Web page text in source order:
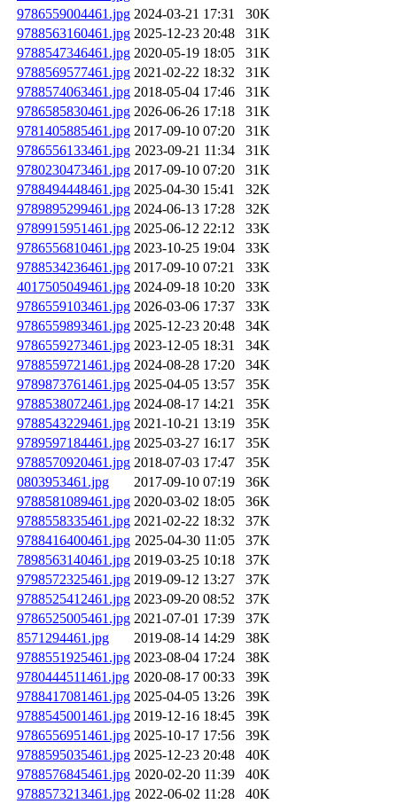
9786559004461.jpg 2024-03-21 17:31
30K
9788563160461.jpg 2025-12-23 20:48
31K
9788547346461.jpg 2020-05-19 18:05
31K
9788569577461.jpg 2021-02-22 18:32
31K
9788574063461.jpg 2018-05-04 17:46
31K
9786585830461.jpg 2026-06-26 17:18
31K
9781405885461.jpg 2017-09-10 07:20
31K
9786556133461.jpg 2023-09-21 11:34
31K
9780230473461.jpg 2017-09-10 07:20
31K
9788494448461.jpg 2025-04-30 15:41
32K
9789895299461.jpg 2024-06-13 17:28
32K
9789915951461.jpg 2025-06-12 22:12
33K
9786556810461.jpg 2023-10-25 19:04
33K
9788534236461.jpg 2017-09-10 07:21
33K
4017505049461.jpg 2024-09-18 10:20
33K
9786559103461.jpg 2026-03-06 17:37
33K
9786559893461.jpg 2025-12-23 20:48
34K
9786559273461.jpg 2023-12-05 18:31
34K
9788559721461.jpg 2024-08-28 17:20
34K
9789873761461.jpg 2025-04-05 13:57
35K
9788538072461.jpg 2024-08-17 14:21
35K
9788543229461.jpg 2021-10-21 13:19
35K
9789597184461.jpg 2025-03-27 16:17
35K
9788570920461.jpg 2018-07-03 17:47
35K
0803953461.jpg
2017-09-10 07:19
36K
9788581089461.jpg 2020-03-02 18:05
36K
9788558335461.jpg 2021-02-22 18:32
37K
9788416400461.jpg 2025-04-30 11:05
37K
7898563140461.jpg 2019-03-25 10:18
37K
9798572325461.jpg 2019-09-12 13:27
37K
9788525412461.jpg 2023-09-20 08:52
37K
9786525005461.jpg 2021-07-01 17:39
37K
8571294461.jpg
2019-08-14 14:29
38K
9788551925461.jpg 2023-08-04 17:24
38K
9780444511461.jpg 2020-08-17 00:33
39K
9788417081461.jpg 2025-04-05 13:26
39K
9788545001461.jpg 2019-12-16 18:45
39K
9786556951461.jpg 2025-10-17 17:56
39K
9788595035461.jpg 2025-12-23 20:48
40K
9788576845461.jpg 2020-02-20 11:39
40K
9788573213461.jpg 2022-06-02 11:28
40K